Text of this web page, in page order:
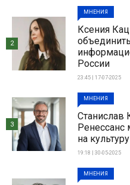
МНЕНИЯ
Ксения
России
23:45 | 17-07-2025
2
МНЕНИЯ
Ренессанс
на культуру
19:18 | 30-05-2025
3
МНЕНИЯ